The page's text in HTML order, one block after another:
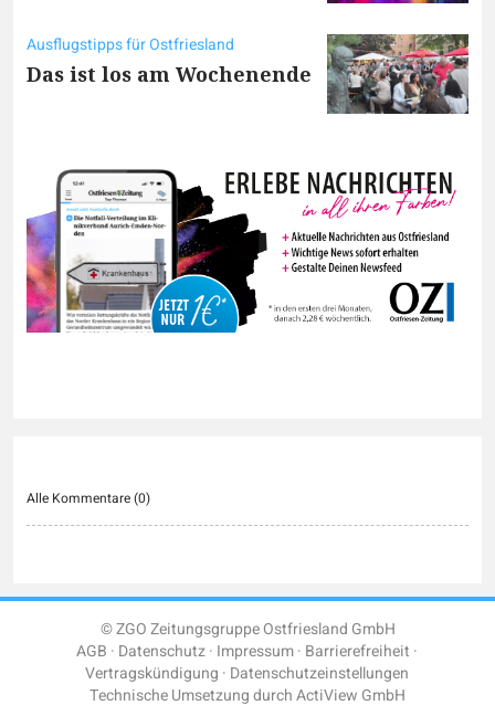
Ausflugstipps für Ostfriesland
Das ist los am Wochenende
Alle Kommentare (0)
© ZGO Zeitungsgruppe Ostfriesland GmbH
AGB Datenschutz Impressum Barrierefreiheit
Vertragskündigung Datenschutzeinstellungen
Technische Umsetzung durchActiView GmbH